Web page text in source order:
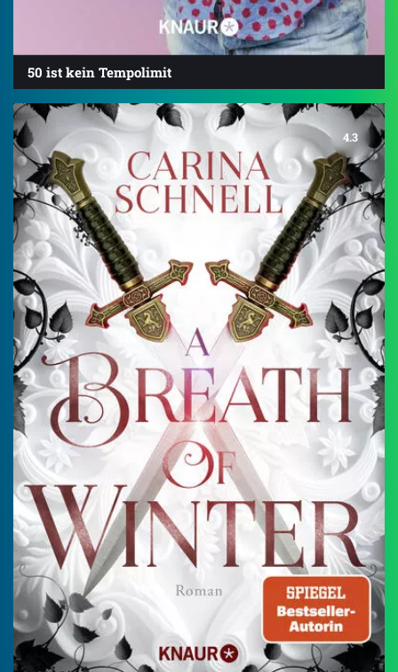
50 ist kein Tempolimit
4.3